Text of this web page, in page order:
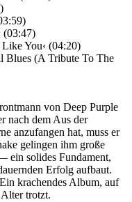
(03:47)
You‹ (04:20)
(A Tribute To The
von Deep Purple
nach dem Aus der
anzufangen hat, muss er
gelingen ihm große
ein solides Fundament,
Erfolg aufbaut.
krachendes Album, auf
trotzt.